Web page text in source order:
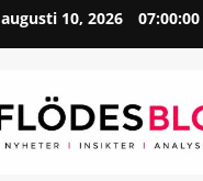
augusti 10, 2026 07:00:00